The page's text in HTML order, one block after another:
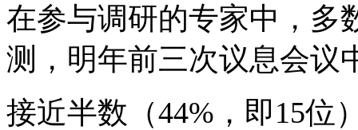
在参与调研的专家中，多
测，明年前三次议息会议
接近半数（44% ，即15位